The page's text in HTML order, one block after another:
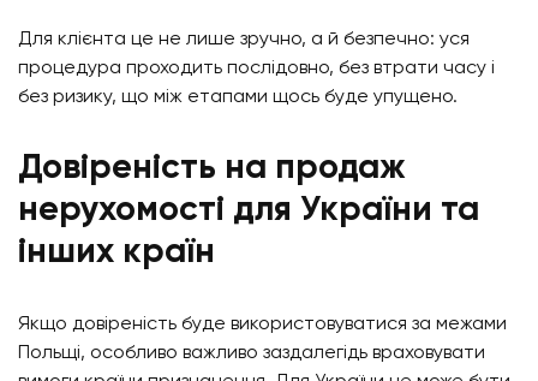
Для клієнта це не лише зручно, а й безпечно: уся
процедура проходить послідовно, без втрати часу і
без ризику, що між етапами щось буде упущено.
Довіреність на продаж
нерухомості для України та
інших країн
Якщо довіреність буде використовуватися за межами
Польщі, особливо важливо заздалегідь враховувати